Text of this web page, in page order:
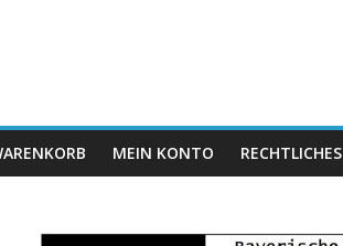
MEIN KONTO RECHTLICHES